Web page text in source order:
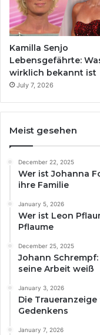
Kamilla Senjo
Lebensgefährte:
wirklich bekannt ist
July 7, 2026
Meist gesehen
December 22, 2025
Wer ist Johanna
ihre Familie
January 5, 2026
Wer ist Leon
Pflaume
December 25, 2025
Johann
seine Arbeit weiß
January 3, 2026
Die
Gedenkens
January 7, 2026